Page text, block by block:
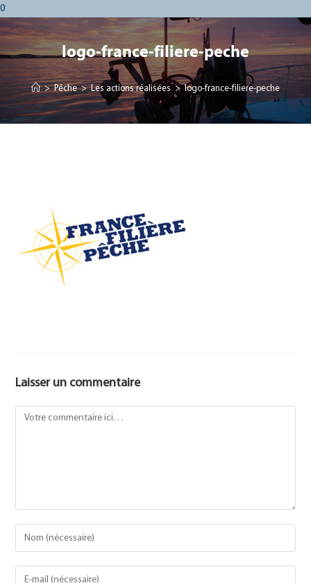
0
logo-france-filiere-peche
> Pêche > Les actions réalisées > logo-france-filiere-peche
Laisser un commentaire